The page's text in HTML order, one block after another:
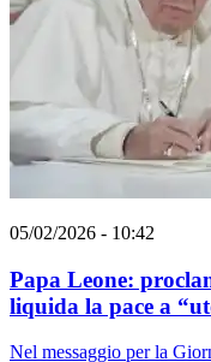
05/02/2026 - 10:42
Papa Leone:
liquida la pace a
Nel messaggio per la